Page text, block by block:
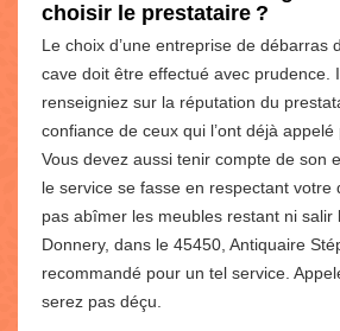
choisir le prestataire ?
Le choix d’une entreprise de débarras
cave doit être effectué avec prudence.
renseigniez sur la réputation du
confiance de ceux qui l’ont déjà appelé
Vous devez aussi tenir compte de son
le service se fasse en respectant votre
pas abîmer les meubles restant ni salir
Donnery, dans le 45450, Antiquaire
recommandé pour un tel service.
serez pas déçu.